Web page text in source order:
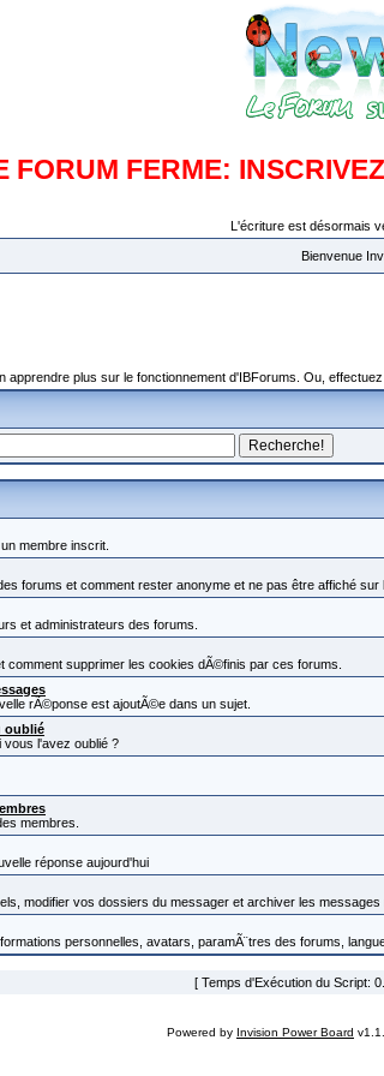
FORUM FERME:
L'écriture est désormais
Bienvenue
apprendre plus sur le fonctionnement d'IBForums. Ou,
membre inscrit.
forums et comment rester anonyme et ne pas être affiché sur
et administrateurs des forums.
comment supprimer les cookies dÃ©finis par ces forums.
rÃ©ponse est ajoutÃ©e dans un sujet.
oublié
vous l'avez oublié ?
membres.
réponse aujourd'hui
modifier vos dossiers du messager et archiver les messages
personnelles, avatars, paramÃ¨tres des forums,
[ Temps d'Exécution du Script:
Powered by Invision Power Board